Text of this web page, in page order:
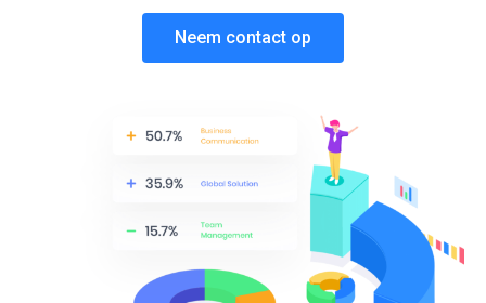
Neem contact op